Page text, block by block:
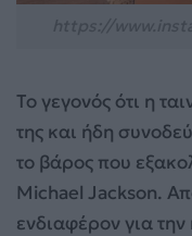
Το γεγονός ότι η
της και ήδη
το βάρος που
Michael Jackson.
ενδιαφέρον για